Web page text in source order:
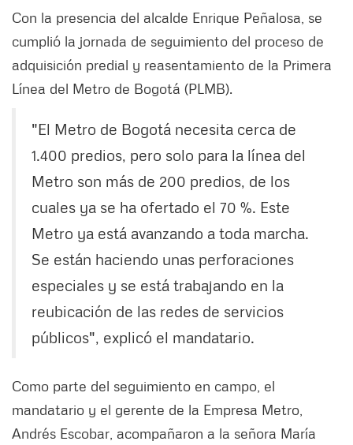
Con la presencia del alcalde Enrique Peñalosa, se
cumplió la jornada de seguimiento del proceso de
adquisición predial y reasentamiento de la Primera
Línea del Metro de Bogotá (PLMB).
"El Metro de Bogotá necesita cerca de
1.400 predios, pero solo para la línea del
Metro son más de 200 predios, de los
cuales ya se ha ofertado el 70 %. Este
Metro ya está avanzando a toda marcha.
Se están haciendo unas perforaciones
especiales y se está trabajando en la
reubicación de las redes de servicios
públicos", explicó el mandatario.
Como parte del seguimiento en campo, el
mandatario y el gerente de la Empresa Metro,
Andrés Escobar, acompañaron a la señora María